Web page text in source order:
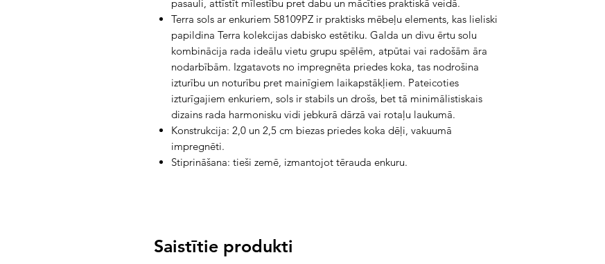
pasauli, attīstīt mīlestību pret dabu un mācīties praktiskā veidā.
Terra sols ar enkuriem 58109PZ ir praktisks mēbeļu elements, kas lieliski
papildina Terra kolekcijas dabisko estētiku. Galda un divu ērtu solu
kombinācija rada ideālu vietu grupu spēlēm, atpūtai vai radošām āra
nodarbībām. Izgatavots no impregnēta priedes koka, tas nodrošina
izturību un noturību pret mainīgiem laikapstākļiem. Pateicoties
izturīgajiem enkuriem, sols ir stabils un drošs, bet tā minimālistiskais
dizains rada harmonisku vidi jebkurā dārzā vai rotaļu laukumā.
Konstrukcija: 2,0 un 2,5 cm biezas priedes koka dēļi, vakuumā
impregnēti.
Stiprināšana: tieši zemē, izmantojot tērauda enkuru.
Saistītie produkti